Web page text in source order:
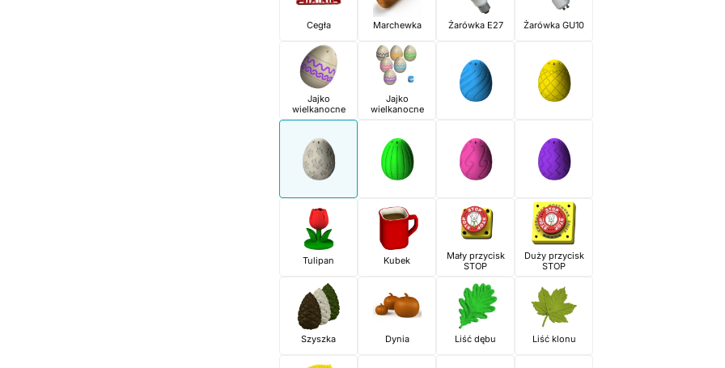
Cegła Marchewka Żarówka E27 Żarówka GU10
Jajko
wielkanocne
Jajko
wielkanocne
Tulipan Kubek
Mały przycisk
STOP
Duży przycisk
STOP
Szyszka Dynia Liść dębu Liść klonu